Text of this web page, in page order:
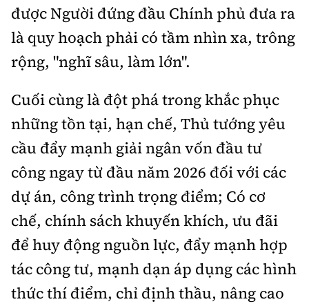
được Người đứng đầu Chính phủ đưa ra
là quy hoạch phải có tầm nhìn xa, trông
rộng, "nghĩ sâu, làm lớn".
Cuối cùng là đột phá trong khắc phục
những tồn tại, hạn chế, Thủ tướng yêu
cầu đẩy mạnh giải ngân vốn đầu tư
công ngay từ đầu năm 2026 đối với các
dự án, công trình trọng điểm; Có cơ
chế, chính sách khuyến khích, ưu đãi
để huy động nguồn lực, đẩy mạnh hợp
tác công tư, mạnh dạn áp dụng các hình
thức thí điểm, chỉ định thầu, nâng cao